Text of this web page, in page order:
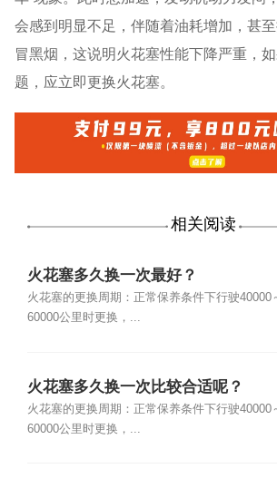
会感到明显不足，伴随着油耗增加，甚
冒黑烟，这说明火花塞性能下降严重，
题，应立即更换火花塞。
相关阅读
火花塞多久换一次最好？
火花塞的更换周期：正常保养条件下行驶40000
60000公里时更换，...
火花塞多久换一次比较合适呢？
火花塞的更换周期：正常保养条件下行驶40000
60000公里时更换，...